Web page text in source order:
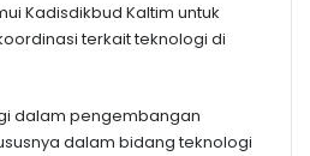
Kadisdikbud Kaltim untuk
terkait teknologi di
dalam pengembangan
dalam bidang teknologi